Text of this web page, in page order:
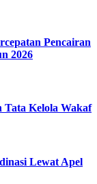
Pencairan
2026
Tata Kelola Wakaf
Lewat Apel